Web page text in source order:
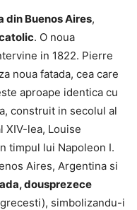
din Buenos Aires,
. O noua
in 1822. Pierre
noua fatada, cea care
aproape identica cu
construit in secolul al
XIV-lea, Louise
timpul lui Napoleon I.
Aires, Argentina si
dousprezece
simbolizandu-i